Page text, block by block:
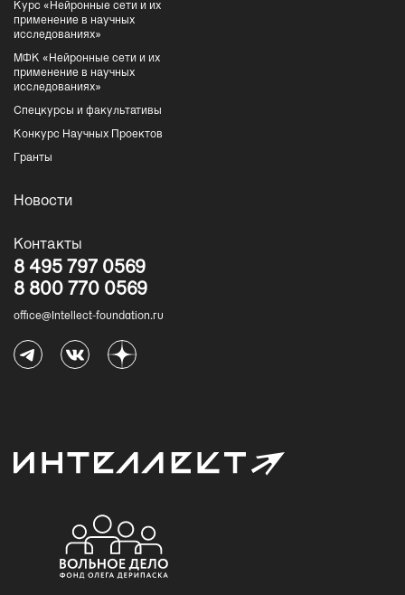
Курс «Нейронные сети и их
применение в научных
исследованиях»
МФК «Нейронные сети и их
применение в научных
исследованиях»
Спецкурсы и факультативы
Конкурс Научных Проектов
Гранты
Новости
Контакты
8 495 797 0569
8 800 770 0569
office@Intellect-foundation.ru